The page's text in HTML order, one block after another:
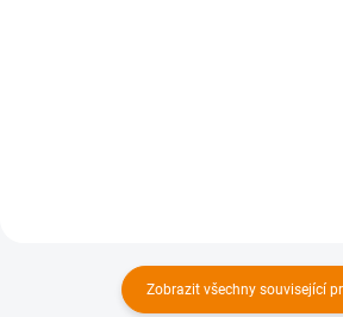
Zobrazit všechny související